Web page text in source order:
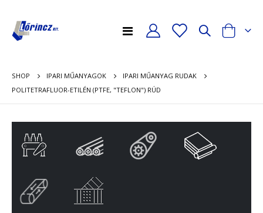
Toggle
Cart
SHOP IPARI MŰANYAGOK
IPARI MŰANYAG RUDAK
POLITETRAFLUOR-ETILÉN (PTFE, "TEFLON") RÚD